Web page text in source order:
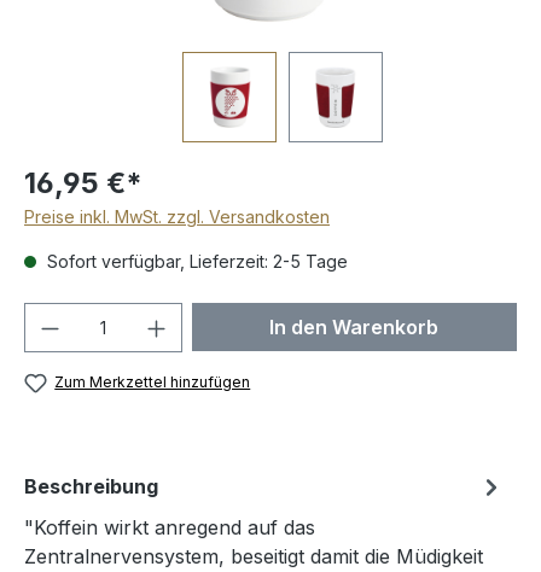
16,95 €*
Preise inkl. MwSt. zzgl. Versandkosten
Sofort verfügbar, Lieferzeit: 2-5 Tage
Produkt Anzahl: Gib denIn den Warenkorb
Zum Merkzettel hinzufügen
Beschreibung
"Koffein wirkt anregend auf das
Zentralnervensystem, beseitigt damit die Müdigkeit